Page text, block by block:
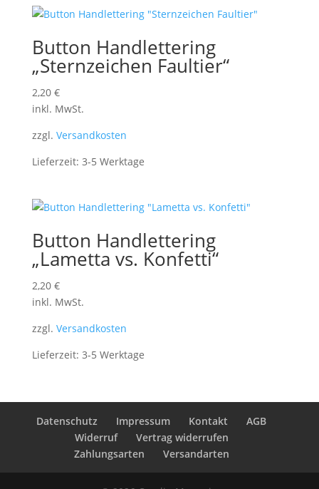
Button Handlettering
„Sternzeichen Faultier“
2,20 €
inkl. MwSt.
zzgl. Versandkosten
Lieferzeit: 3-5 Werktage
Button Handlettering
„Lametta vs. Konfetti“
2,20 €
inkl. MwSt.
zzgl. Versandkosten
Lieferzeit: 3-5 Werktage
Datenschutz Impressum Kontakt
AGB
Widerruf
Vertrag widerrufen
Zahlungsarten
Versandarten